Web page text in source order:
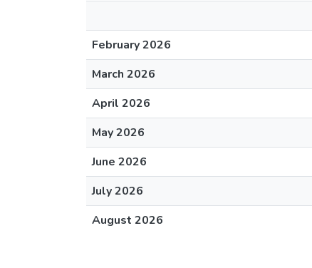
February 2026
March 2026
April 2026
May 2026
June 2026
July 2026
August 2026